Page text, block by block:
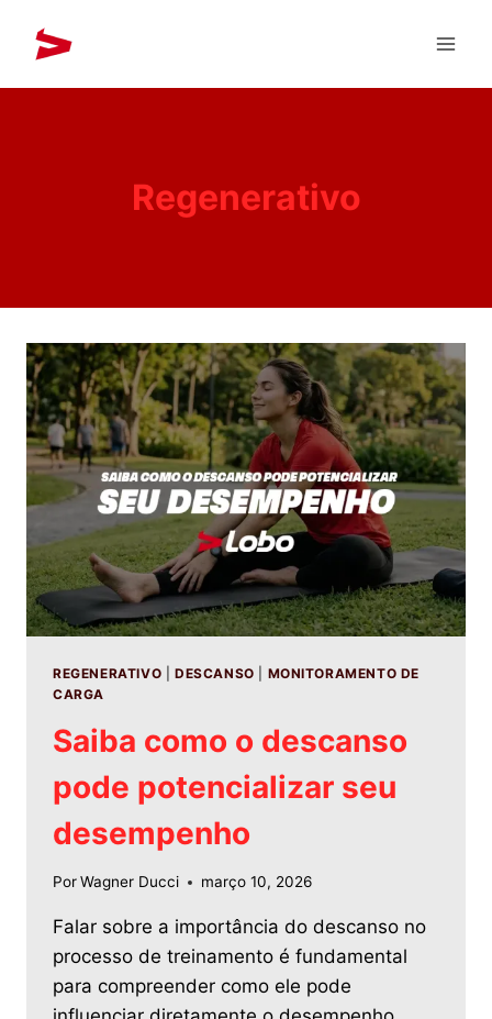
Regenerativo
REGENERATIVO DESCANSO
MONITORAMENTO DE
CARGA
Saiba como o descanso
pode potencializar seu
desempenho
PorWagner Ducci março 10, 2026
Falar sobre a importância do descanso no
processo de treinamento é fundamental
para compreender como ele pode